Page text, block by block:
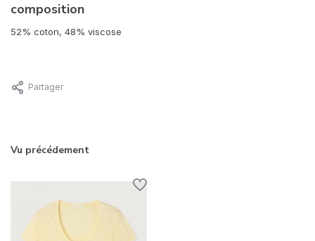
composition
52% coton, 48% viscose
Partager
Vu précédement